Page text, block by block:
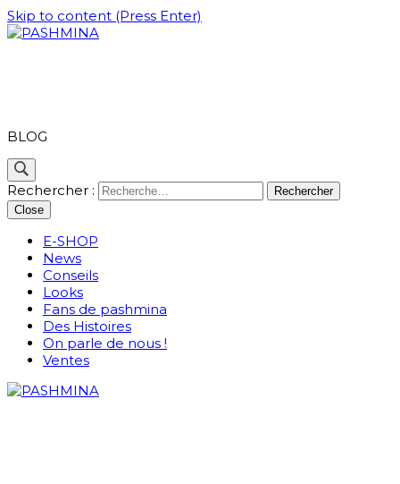
Skip to content (Press Enter)
BLOG
Rechercher :
Close
E-SHOP
News
Conseils
Looks
Fans de pashmina
Des Histoires
On parle de nous !
Ventes